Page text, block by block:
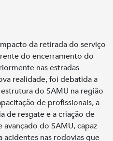
da retirada do serviço
do encerramento do
nas estradas
realidade, foi debatida a
do SAMU na região
de profissionais, a
de resgate e a criação de
do SAMU, capaz
nas rodovias que